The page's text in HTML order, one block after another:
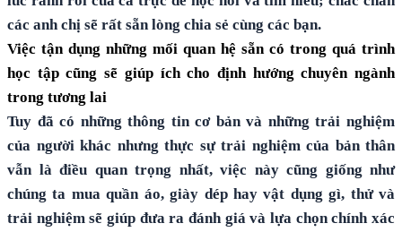
các anh chị sẽ rất sẵn lòng chia sẻ cùng các bạn.
Việc tận dụng những mối quan hệ sẵn có trong quá trình
học tập cũng sẽ giúp ích cho định hướng chuyên ngành
trong tương lai
Tuy đã có những thông tin cơ bản và những trải nghiệm
của người khác nhưng thực sự trải nghiệm của bản thân
vẫn là điều quan trọng nhất, việc này cũng giống như
chúng ta mua quần áo, giày dép hay vật dụng gì, thử và
trải nghiệm sẽ giúp đưa ra đánh giá và lựa chọn chính xác